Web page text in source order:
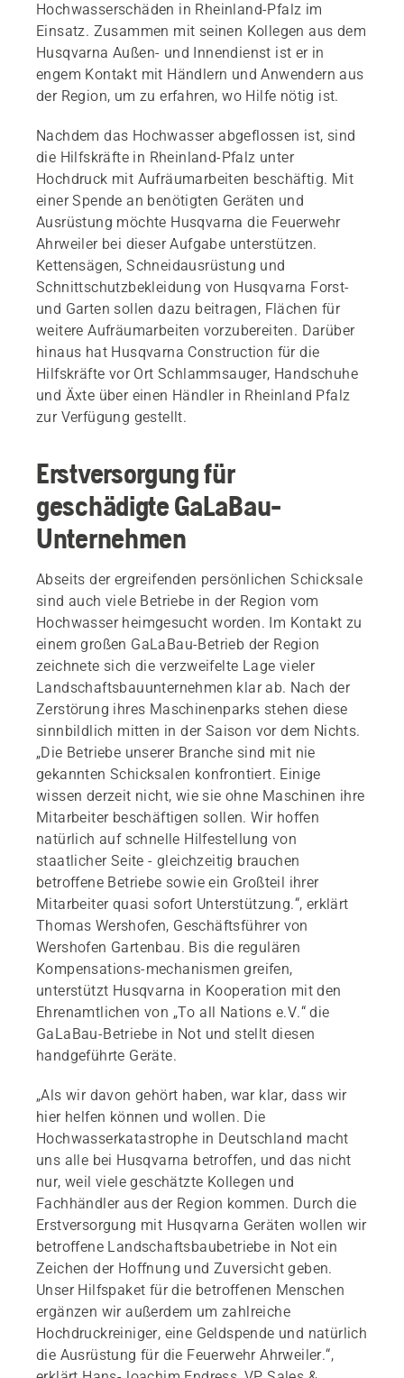
Hochwasserschäden in Rheinland-Pfalz im
Einsatz. Zusammen mit seinen Kollegen aus dem
Husqvarna Außen- und Innendienst ist er in
engem Kontakt mit Händlern und Anwendern aus
der Region, um zu erfahren, wo Hilfe nötig ist.
Nachdem das Hochwasser abgeflossen ist, sind
die Hilfskräfte in Rheinland-Pfalz unter
Hochdruck mit Aufräumarbeiten beschäftig. Mit
einer Spende an benötigten Geräten und
Ausrüstung möchte Husqvarna die Feuerwehr
Ahrweiler bei dieser Aufgabe unterstützen.
Kettensägen, Schneidausrüstung und
Schnittschutzbekleidung von Husqvarna Forst-
und Garten sollen dazu beitragen, Flächen für
weitere Aufräumarbeiten vorzubereiten. Darüber
hinaus hat Husqvarna Construction für die
Hilfskräfte vor Ort Schlammsauger, Handschuhe
und Äxte über einen Händler in Rheinland Pfalz
zur Verfügung gestellt.
Erstversorgung für
geschädigte GaLaBau-
Unternehmen
Abseits der ergreifenden persönlichen Schicksale
sind auch viele Betriebe in der Region vom
Hochwasser heimgesucht worden. Im Kontakt zu
einem großen GaLaBau-Betrieb der Region
zeichnete sich die verzweifelte Lage vieler
Landschaftsbauunternehmen klar ab. Nach der
Zerstörung ihres Maschinenparks stehen diese
sinnbildlich mitten in der Saison vor dem Nichts.
„Die Betriebe unserer Branche sind mit nie
gekannten Schicksalen konfrontiert. Einige
wissen derzeit nicht, wie sie ohne Maschinen ihre
Mitarbeiter beschäftigen sollen. Wir hoffen
natürlich auf schnelle Hilfestellung von
staatlicher Seite - gleichzeitig brauchen
betroffene Betriebe sowie ein Großteil ihrer
Mitarbeiter quasi sofort Unterstützung.“, erklärt
Thomas Wershofen, Geschäftsführer von
Wershofen Gartenbau. Bis die regulären
Kompensations-mechanismen greifen,
unterstützt Husqvarna in Kooperation mit den
Ehrenamtlichen von „To all Nations e.V.“ die
GaLaBau-Betriebe in Not und stellt diesen
handgeführte Geräte.
„Als wir davon gehört haben, war klar, dass wir
hier helfen können und wollen. Die
Hochwasserkatastrophe in Deutschland macht
uns alle bei Husqvarna betroffen, und das nicht
nur, weil viele geschätzte Kollegen und
Fachhändler aus der Region kommen. Durch die
Erstversorgung mit Husqvarna Geräten wollen wir
betroffene Landschaftsbaubetriebe in Not ein
Zeichen der Hoffnung und Zuversicht geben.
Unser Hilfspaket für die betroffenen Menschen
ergänzen wir außerdem um zahlreiche
Hochdruckreiniger, eine Geldspende und natürlich
die Ausrüstung für die Feuerwehr Ahrweiler.“,